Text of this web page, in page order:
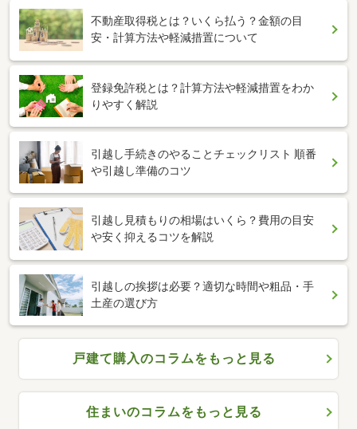
不動産取得税とは？いくら払う？金額の目
安・計算方法や軽減措置について
登録免許税とは？計算方法や軽減措置をわか
りやすく解説
引越し手続きのやることチェックリスト 順番
や引越し準備のコツ
引越し見積もりの相場はいくら？費用の目安
や安く抑えるコツを解説
引越しの挨拶は必要？適切な時間や粗品・手
土産の選び方
戸建て購入のコラムをもっと見る
住まいのコラムをもっと見る